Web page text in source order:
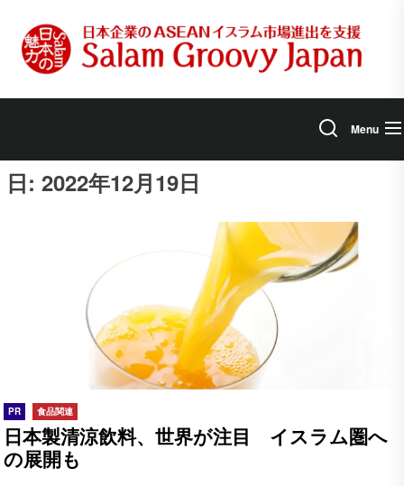
content
Menu
日: 2022年12月19日
PR 食品関連
日本製清涼飲料、世界が注目 イスラム圏へ
の展開も